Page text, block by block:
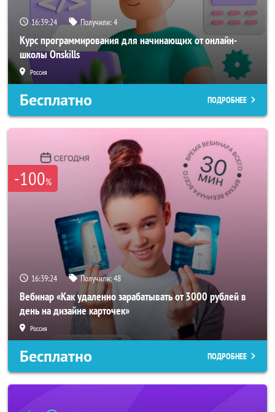
16:39:21 Получили:4
Курс программирования для начинающих от онлайн-
школы Onskills
Россия
Бесплатно ПОДРОБНЕЕ
-100%
16:39:21 Получили:48
Вебинар «Как удаленно зарабатывать от 3000 рублей в
день на дизайне карточек»
Россия
Бесплатно ПОДРОБНЕЕ